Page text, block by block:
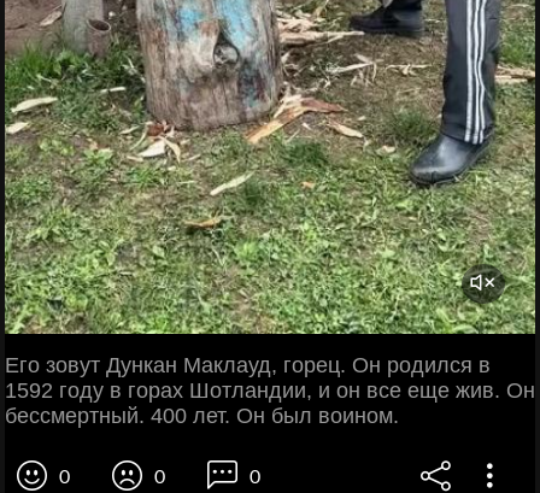
Его зовут Дункан Маклауд, горец. Он родился в
1592 году в горах Шотландии, и он все еще жив. Он
бессмертный. 400 лет. Он был воином.
0 0 0